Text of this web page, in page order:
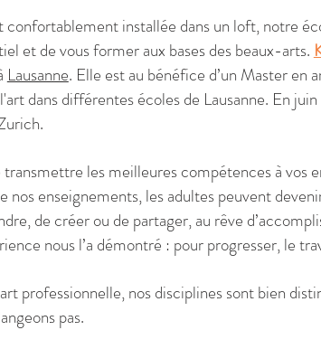
confortablement installée dans un loft, notre
et de vous former aux bases des beaux-arts.
Lausanne. Elle est au bénéfice d’un Master en
dans différentes écoles de Lausanne. En
transmettre les meilleures compétences à vos
nos enseignements, les adultes peuvent
de créer ou de partager, au rêve
nous l’a démontré : pour progresser, le
professionnelle, nos disciplines sont bien
pas.